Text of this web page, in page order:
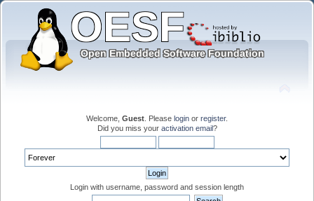
Welcome, Guest . Please login or register.
Did you miss your activation email?
Login with username, password and session length